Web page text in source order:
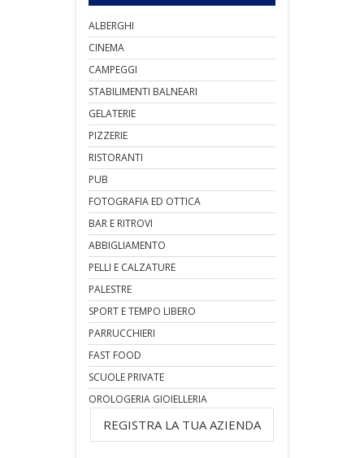
ALBERGHI
CINEMA
CAMPEGGI
STABILIMENTI BALNEARI
GELATERIE
PIZZERIE
RISTORANTI
PUB
FOTOGRAFIA ED OTTICA
BAR E RITROVI
ABBIGLIAMENTO
PELLI E CALZATURE
PALESTRE
SPORT E TEMPO LIBERO
PARRUCCHIERI
FAST FOOD
SCUOLE PRIVATE
OROLOGERIA GIOIELLERIA
REGISTRA LA TUA AZIENDA